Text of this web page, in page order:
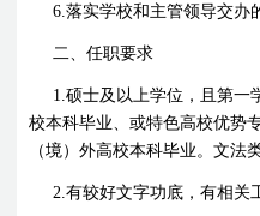
6.落实学校和主管领导交办
二、任职要求
1.硕士及以上学位，且第一
校本科毕业、或特色高校优势
（境）外高校本科毕业。文法
2.有较好文字功底，有相关